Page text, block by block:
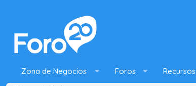
Zona de Negocios Foros Recursos